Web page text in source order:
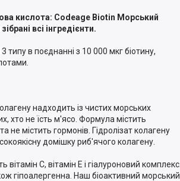
кислота: Codeage Biotin Морський
всі інгредієнти.
типу в поєднанні з 10 000 мкг біотину,
надходить із чистих морських
хто не їсть м'ясо. Формула містить
не містить гормонів. Гідролізат колагену
домішку риб'ячого колагену.
C, вітамін E і гіалуроновий комплекс.
гіпоалергенна. Наш біоактивний морський